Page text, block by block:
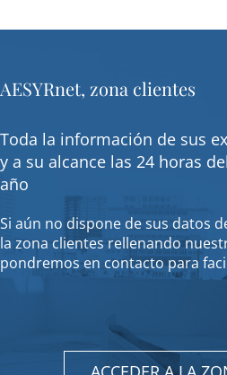
AESYRnet, zona clientes
Toda la información de sus
y a su alcance las 24 horas
año
Si aún no dispone de sus datos
la zona clientes rellenando
pondremos en contacto para